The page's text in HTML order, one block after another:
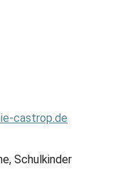
castrop.de
, Schulkinder